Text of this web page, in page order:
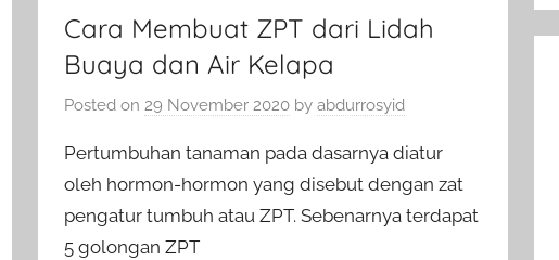
Cara Membuat ZPT dari Lidah
Buaya dan Air Kelapa
Posted on 29 November 2020 byabdurrosyid
Pertumbuhan tanaman pada dasarnya diatur
oleh hormon-hormon yang disebut dengan zat
pengatur tumbuh atau ZPT. Sebenarnya terdapat
5 golongan ZPT